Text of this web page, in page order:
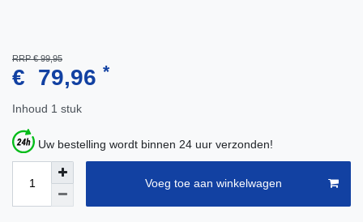
RRP € 99,95
€ 79,96 *
Inhoud 1 stuk
Uw bestelling wordt binnen 24 uur verzonden!
Voeg toe aan winkelwagen